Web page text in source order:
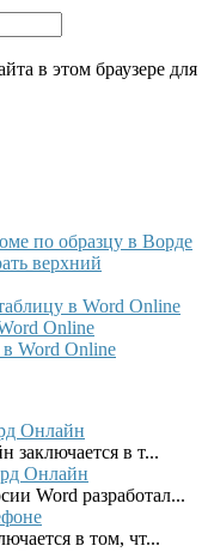
в этом браузере для
по образцу в Ворде
верхний
в Word Online
Online
в Word Online
Онлайн
заключается в т...
Онлайн
Word разработал...
в том, чт...